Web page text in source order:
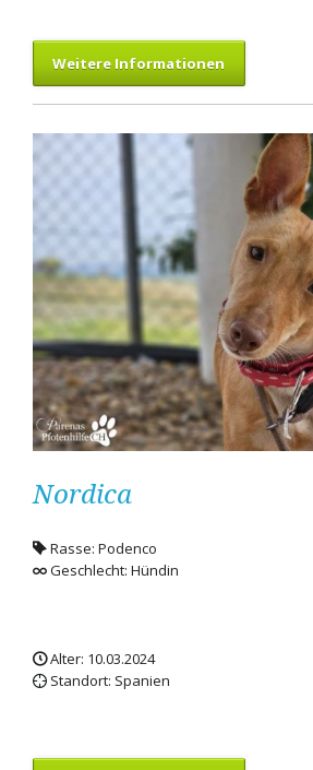
Weitere Informationen
Nordica
Rasse: Podenco
Geschlecht: Hündin
Alter: 10.03.2024
Standort: Spanien